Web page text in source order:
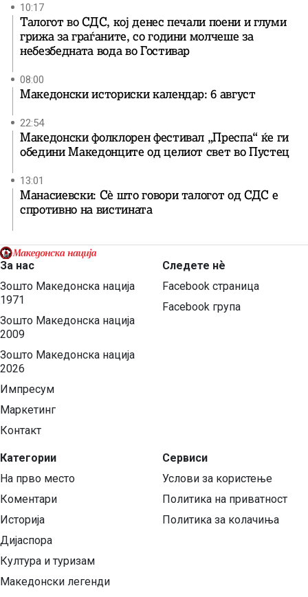
10:17
Талогот во СДС, кој денес печали поени и глуми
грижа за граѓаните, со години молчеше за
небезбедната вода во Гостивар
08:00
Македонски историски календар: 6 август
22:54
Македонски фолклорен фестивал „Преспа“ ќе ги
обедини Македонците од целиот свет во Пустец
13:01
Манасиевски: Сè што говори талогот од СДС е
спротивно на вистината
За нас
Зошто Македонска нација
1971
Зошто Македонска нација
2009
Зошто Македонска нација
2026
Импресум
Маркетинг
Контакт
Категории
На прво место
Коментари
Историја
Дијаспора
Култура и туризам
Македонски легенди
Следете нѐ
Facebook страница
Facebook група
Сервиси
Услови за користење
Политика на приватност
Политика за колачиња